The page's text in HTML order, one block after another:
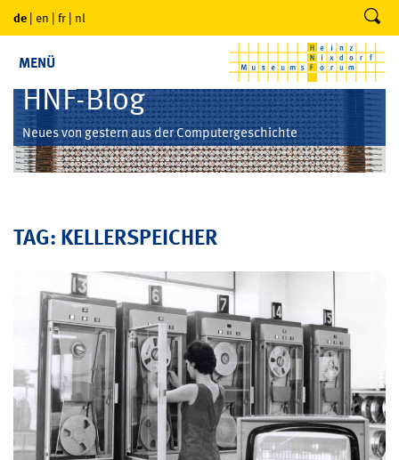
de | en | fr | nl
MENÜ
HNF-Blog
Neues von gestern aus der Computergeschichte
TAG: KELLERSPEICHER